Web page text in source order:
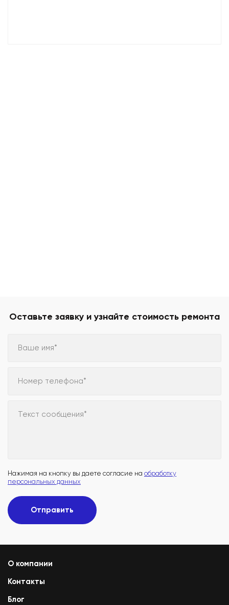
Оставьте заявку и узнайте стоимость ремонта
Ваше имя*
Номер телефона*
Текст сообщения*
Нажимая на кнопку вы даете согласие на обработку
персональных данных
Отправить
О компании
Контакты
Блог